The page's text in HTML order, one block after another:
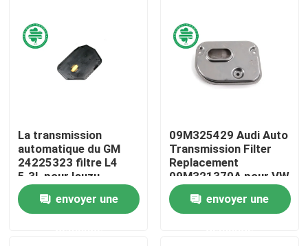
Maison
Produits
La transmission
automatique du GM
24225323 filtre L4
5.3L pour Isuzu
Hummer
envoyer une
09M325429 Audi Auto
Transmission Filter
Replacement
09M321370A pour VW
envoyer une